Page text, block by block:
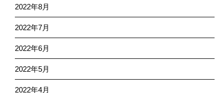
2022年8月
2022年7月
2022年6月
2022年5月
2022年4月